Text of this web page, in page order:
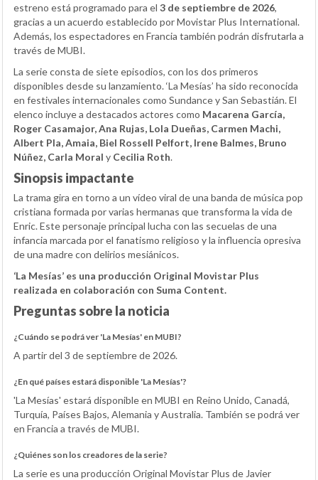
estreno está programado para el 3 de septiembre de 2026,
gracias a un acuerdo establecido por Movistar Plus International.
Además, los espectadores en Francia también podrán disfrutarla a
través de MUBI.
La serie consta de siete episodios, con los dos primeros
disponibles desde su lanzamiento. ‘La Mesías’ ha sido reconocida
en festivales internacionales como Sundance y San Sebastián. El
elenco incluye a destacados actores como Macarena García,
Roger Casamajor, Ana Rujas, Lola Dueñas, Carmen Machi,
Albert Pla, Amaia, Biel Rossell Pelfort, Irene Balmes, Bruno
Núñez, Carla Moral y Cecilia Roth.
Sinopsis impactante
La trama gira en torno a un vídeo viral de una banda de música pop
cristiana formada por varias hermanas que transforma la vida de
Enric. Este personaje principal lucha con las secuelas de una
infancia marcada por el fanatismo religioso y la influencia opresiva
de una madre con delirios mesiánicos.
‘La Mesías’ es una producción Original Movistar Plus
realizada en colaboración con Suma Content.
Preguntas sobre la noticia
¿Cuándo se podrá ver 'La Mesías' en MUBI?
A partir del 3 de septiembre de 2026.
¿En qué países estará disponible 'La Mesías'?
'La Mesías' estará disponible en MUBI en Reino Unido, Canadá,
Turquía, Países Bajos, Alemania y Australia. También se podrá ver
en Francia a través de MUBI.
¿Quiénes son los creadores de la serie?
La serie es una producción Original Movistar Plus de Javier